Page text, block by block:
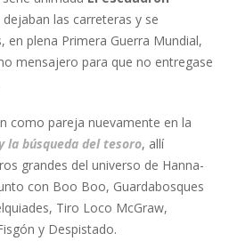
las carreteras y se
en plena Primera Guerra Mundial,
mensajero para que no entregase
como pareja nuevamente en la
la búsqueda del tesoro, allí
grandes del universo de Hanna-
con Boo Boo, Guardabosques
Tiro Loco McGraw,
y Despistado.